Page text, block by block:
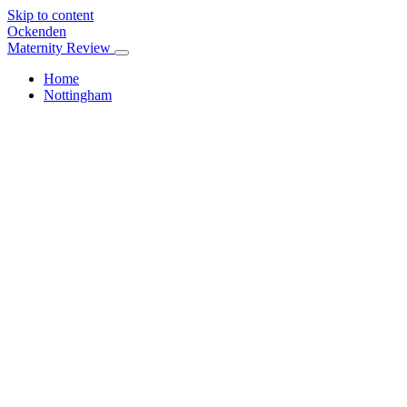
Skip to content
Ockenden
Maternity Review
Home
Nottingham